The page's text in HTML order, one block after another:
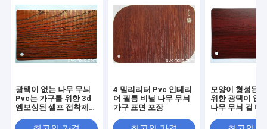
광택이 없는 나무 무늬
Pvc는 가구를 위한 3d
엠보싱된 셀프 접착제
4 밀리리터 Pvc 인테리
어 필름 비닐 나무 무늬
가구 표면 포장
모양이 형성된
위한 광택이 없
나무 무늬 겉 비